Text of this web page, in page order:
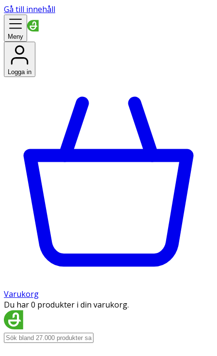
Gå till innehåll
Meny
Logga in
Varukorg
Du har 0 produkter i din varukorg.